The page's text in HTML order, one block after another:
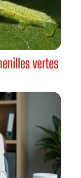
vertes